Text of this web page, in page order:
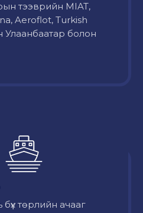
тээврийн MIAT,
Aeroflot, Turkish
болон
төрлийн ачааг